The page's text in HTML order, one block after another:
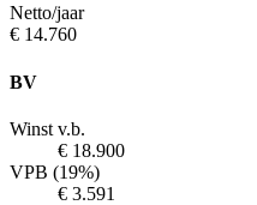
Netto/jaar
€ 14.760
BV
Winst v.b.
€ 18.900
VPB (19%)
€ 3.591